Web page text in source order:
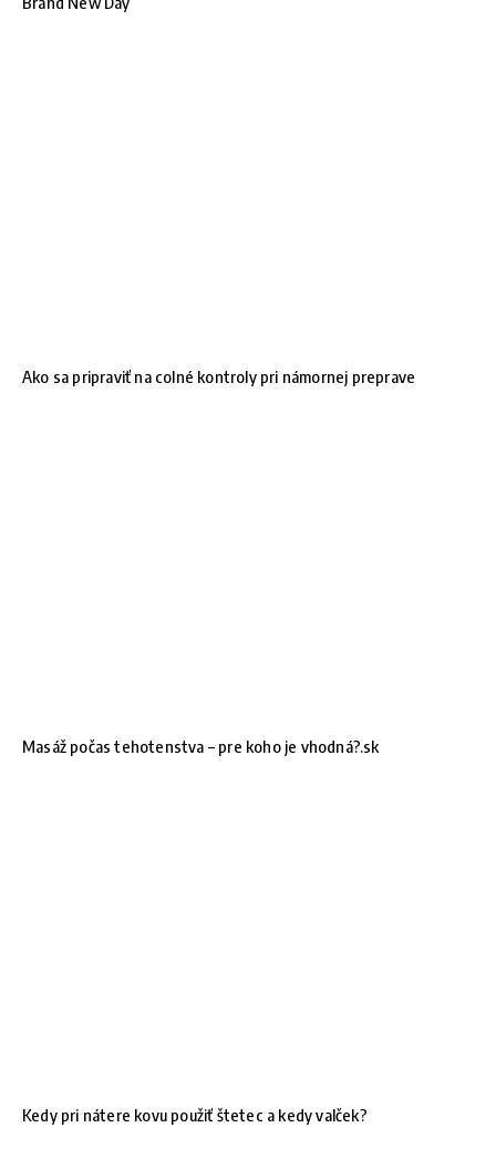
Ako sa pripraviť na colné kontroly pri námornej preprave
Masáž počas tehotenstva – pre koho je vhodná?.sk
Kedy pri nátere kovu použiť štetec a kedy valček?